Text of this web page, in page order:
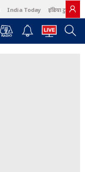
India Today इंडिया टुडे हिंदी